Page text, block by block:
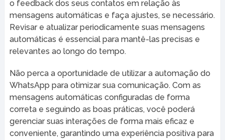
o feedback dos seus contatos em relação às
mensagens automáticas e faça ajustes, se necessário.
Revisar e atualizar periodicamente suas mensagens
automáticas é essencial para mantê-las precisas e
relevantes ao longo do tempo.
Não perca a oportunidade de utilizar a automação do
WhatsApp para otimizar sua comunicação. Com as
mensagens automáticas configuradas de forma
correta e seguindo as boas práticas, você poderá
gerenciar suas interações de forma mais eficaz e
conveniente, garantindo uma experiência positiva para